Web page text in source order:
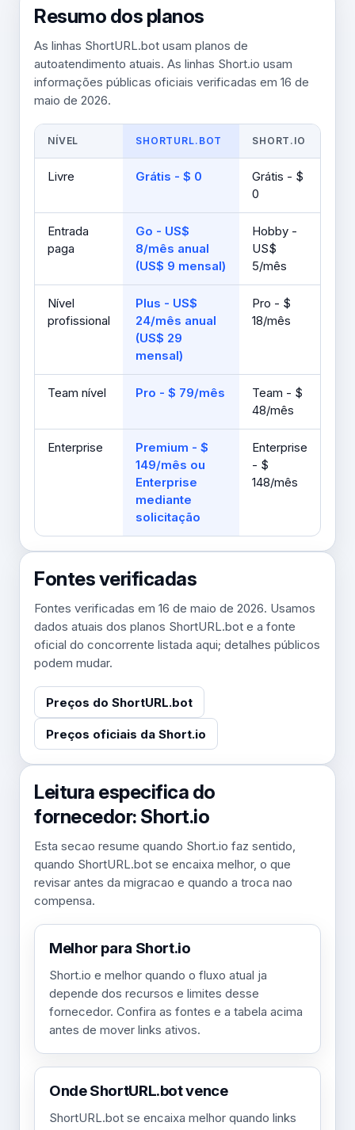
Resumo dos planos
As linhas ShortURL.bot usam planos de
autoatendimento atuais. As linhas Short.io usam
informações públicas oficiais verificadas em 16 de
maio de 2026.
NÍVEL SHORTURL.BOT SHORT.IO
Livre Grátis - $ 0
Grátis - $
0
Entrada
paga
Go - US$
8/mês anual
(US$ 9 mensal)
Hobby -
US$
5/mês
Nível
profissional
Plus - US$
24/mês anual
(US$ 29
mensal)
Pro - $
18/mês
Team nível Pro - $ 79/mês
Team - $
48/mês
Enterprise
Premium - $
149/mês ou
Enterprise
mediante
solicitação
Enterprise
- $
148/mês
Fontes verificadas
Fontes verificadas em 16 de maio de 2026. Usamos
dados atuais dos planos ShortURL.bot e a fonte
oficial do concorrente listada aqui; detalhes públicos
podem mudar.
Preços do ShortURL.bot
Preços oficiais da Short.io
Leitura especifica do
fornecedor: Short.io
Esta secao resume quando Short.io faz sentido,
quando ShortURL.bot se encaixa melhor, o que
revisar antes da migracao e quando a troca nao
compensa.
Melhor para Short.io
Short.io e melhor quando o fluxo atual ja
depende dos recursos e limites desse
fornecedor. Confira as fontes e a tabela acima
antes de mover links ativos.
Onde ShortURL.bot vence
ShortURL.bot se encaixa melhor quando links